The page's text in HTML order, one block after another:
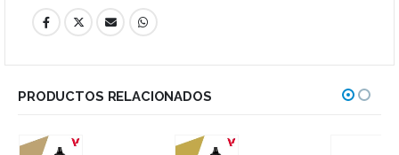
PRODUCTOS RELACIONADOS